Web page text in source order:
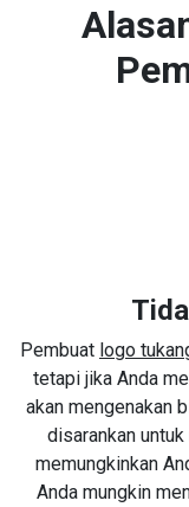
Pembuat logo
tetapi jika Anda
akan mengenakan
disarankan
memungkinkan
Anda mungkin